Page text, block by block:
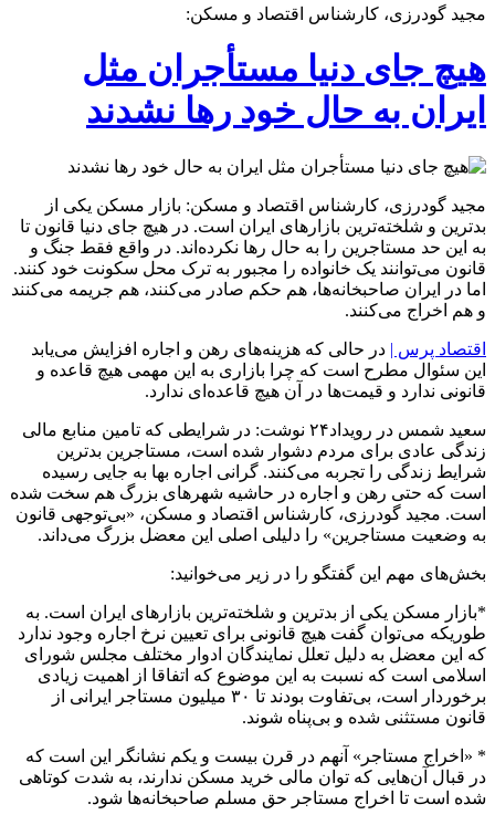
مجید گودرزی، کارشناس اقتصاد و مسکن:
هیچ جای دنیا مستأجران مثل
ایران به حال خود رها ‌نشدند
مجید گودرزی، کارشناس اقتصاد و مسکن: بازار مسکن یکی از
بدترین و شلخته‌ترین بازار‌های ایران است. در هیچ جای دنیا قانون تا
به این حد مستاجرین را به حال رها نکرده‌اند. در واقع فقط جنگ و
قانون می‌توانند یک خانواده را مجبور به ترک محل سکونت خود کنند.
اما در ایران صاحبخانه‌ها، هم حکم صادر می‌کنند، هم جریمه می‌کنند
و هم اخراج می‌کنند.
اقتصاد پرس | در حالی که هزینه‌های رهن و اجاره افزایش می‌یابد
این سئوال مطرح است که چرا بازاری به این مهمی هیچ قاعده و
قانونی ندارد و قیمت‌ها در آن هیچ قاعده‌ای ندارد.
سعید شمس در رویداد۲۴ نوشت: در شرایطی که تامین منابع مالی
زندگی عادی برای مردم دشوار شده است، مستاجرین بدترین
شرایط زندگی را تجربه می‌کنند. گرانی اجاره بها به جایی رسیده
است که حتی رهن و اجاره در حاشیه شهر‌های بزرگ هم سخت شده
است. مجید گودرزی، کارشناس اقتصاد و مسکن، «بی‌توجهی قانون
به وضعیت مستاجرین» را دلیلی اصلی این معضل بزرگ می‌داند.
بخش‌های مهم این گفتگو را در زیر می‌خوانید:
*بازار مسکن یکی از بدترین و شلخته‌ترین بازار‌های ایران است. به
طوریکه می‌توان گفت هیچ قانونی برای تعیین نرخ اجاره وجود ندارد
که این معضل به دلیل تعلل نمایندگان ادوار مختلف مجلس شورای
اسلامی است که نسبت به این موضوع که اتفاقا از اهمیت زیادی
برخوردار است، بی‌تفاوت بودند تا ۳۰ میلیون مستاجر ایرانی از
قانون مستثنی شده و بی‌پناه شوند.
* «اخراج مستاجر» آنهم در قرن بیست و یکم نشانگر این است که
در قبال آن‌هایی که توان مالی خرید مسکن ندارند، به شدت کوتاهی
شده است تا اخراج مستاجر حق مسلم صاحبخانه‌ها شود.